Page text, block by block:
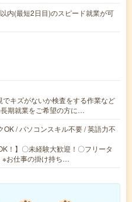
内(最短2日目)のスピード就業が可
キズがないか検査をする作業など
期就業をご希望の方に…
OK / パソコンスキル不要 / 英語力不
！】〇未経験大歓迎！〇フリータ
お仕事の掛け持ち…